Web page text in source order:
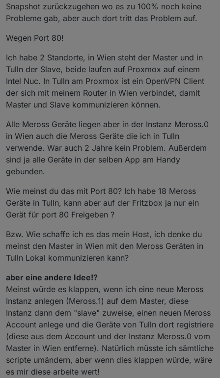
Snapshot zurückzugehen wo es zu 100% noch keine
Probleme gab, aber auch dort tritt das Problem auf.
Wegen Port 80!
Ich habe 2 Standorte, in Wien steht der Master und in
Tulln der Slave, beide laufen auf Proxmox auf einem
Intel Nuc. In Tulln am Proxmox ist ein OpenVPN Client
der sich mit meinem Router in Wien verbindet, damit
Master und Slave kommunizieren können.
Alle Meross Geräte liegen aber in der Instanz Meross.0
in Wien auch die Meross Geräte die ich in Tulln
verwende. War auch 2 Jahre kein Problem. Außerdem
sind ja alle Geräte in der selben App am Handy
gebunden.
Wie meinst du das mit Port 80? Ich habe 18 Meross
Geräte in Tulln, kann aber auf der Fritzbox ja nur ein
Gerät für port 80 Freigeben ?
Bzw. Wie schaffe ich es das mein Host, ich denke du
meinst den Master in Wien mit den Meross Geräten in
Tulln Lokal kommunizieren kann?
aber eine andere Idee!?
Meinst würde es klappen, wenn ich eine neue Meross
Instanz anlegen (Meross.1) auf dem Master, diese
Instanz dann dem "slave" zuweise, einen neuen Meross
Account anlege und die Geräte von Tulln dort registriere
(diese aus dem Account und der Instanz Meross.0 vom
Master in Wien entferne). Natürlich müsste ich sämtliche
scripte umändern, aber wenn dies klappen würde, wäre
es mir diese arbeite wert!